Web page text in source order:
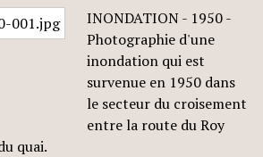
INONDATION - 1950 -
Photographie d'une
inondation qui est
survenue en 1950 dans
le secteur du croisement
entre la route du Roy
quai.